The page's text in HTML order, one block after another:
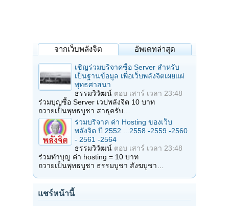
จากเว็บพลังจิต อัพเดทล่าสุด
เชิญร่วมบริจาคซื้อ Server สำหรับ
เป็นฐานข้อมูล เพื่อเว็บพลังจิตเผยแผ่
พุทธศาสนา
ธรรมวิวัฒน์ ตอบ เสาร์ เวลา 23:48
ร่วมบุญซื้อ Server เวปพลังจิต 10 บาท
ถวายเป็นพุทธบูชา สาธุครับ…
ร่วมบริจาค ค่า Hosting ของเว็บ
พลังจิต ปี 2552 ...2558 -2559 -2560
- 2561 -2564
ธรรมวิวัฒน์ ตอบ เสาร์ เวลา 23:48
ร่วมทำบุญ ค่า hosting = 10 บาท
ถวายเป็นพุทธบูชา ธรรมบูชา สังฆบูชา…
แชร์หน้านี้